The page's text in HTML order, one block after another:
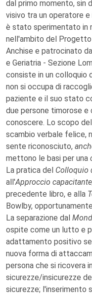
dal primo momento, sin
visivo tra un operatore
è stato sperimentato in
nell'ambito del Progetto
Anchise e patrocinato
e Geriatria - Sezione
consiste in un colloquio
non si occupa di
paziente e il suo stato
due persone timorose
conoscere. Lo scopo
scambio verbale felice,
sente riconosciuto,
mettono le basi per una
La pratica del Colloquio
all'Approccio capacitante
precedente libro, e alla
Bowlby,
La separazione dal
ospite come un lutto e
adattamento positivo se
nuova forma di
persona che si ricovera
sicurezze/insicurezze
sicurezze; l'inserimento